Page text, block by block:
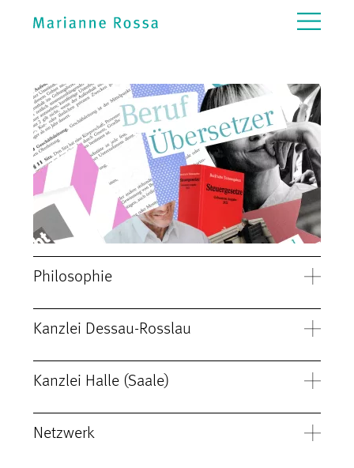
Philosophie
Kanzlei Dessau-Rosslau
Kanzlei Halle (Saale)
Netzwerk